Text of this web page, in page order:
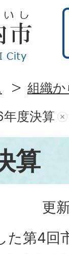
組織
度決算
算
更
た第4回